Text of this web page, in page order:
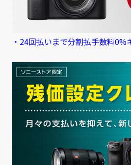
・24回払いまで分割払手数料0%